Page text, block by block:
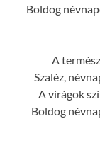
Boldog
A
Szaléz,
A virágok
Boldog